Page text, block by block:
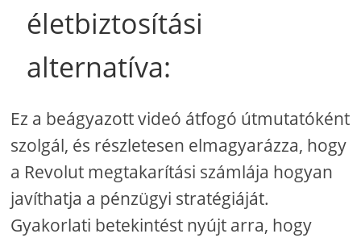
életbiztosítási
alternatíva:
Ez a beágyazott videó átfogó útmutatóként
szolgál, és részletesen elmagyarázza, hogy
a Revolut megtakarítási számlája hogyan
javíthatja a pénzügyi stratégiáját.
Gyakorlati betekintést nyújt arra, hogy